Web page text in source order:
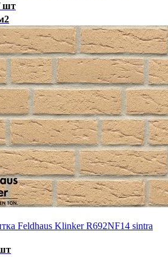
шт
Feldhaus Klinker R692NF14 sintra